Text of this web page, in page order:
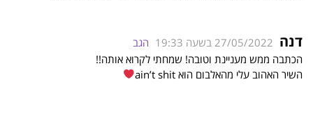
דנה 27/05/2022 בשעה 19:33
הגב
הכתבה ממש מעניינת וטובה! שמחתי לקרוא אותה!!
השיר האהוב עלי מהאלבום הוא ain’t shit